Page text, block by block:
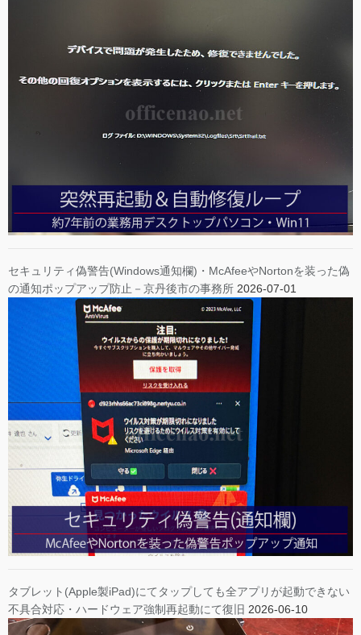
セキュリティ偽警告(Windows通知欄)・McAfeeやNortonを装った偽
の通知ポップアップ防止－京丹後市の事務所 2026-07-01
タブレット(Apple製iPad)にてタップしても全アプリが起動できない
不具合対応・ハードウェア強制再起動にて復旧 2026-06-10